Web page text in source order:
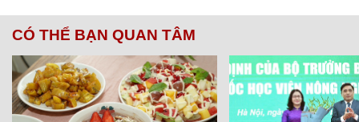
CÓ THỂ BẠN QUAN TÂM